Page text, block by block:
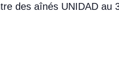
des aînés UNIDAD au